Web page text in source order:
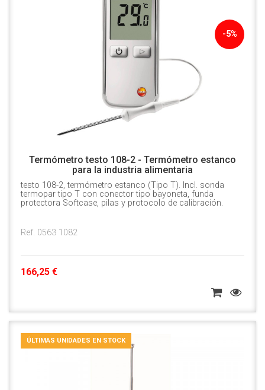
-5%
Termómetro testo 108-2 - Termómetro estanco
para la industria alimentaria
testo 108-2, termómetro estanco (Tipo T). Incl. sonda
termopar tipo T con conector tipo bayoneta, funda
protectora Softcase, pilas y protocolo de calibración.
Ref. 0563 1082
166,25 €
ÚLTIMAS UNIDADES EN STOCK